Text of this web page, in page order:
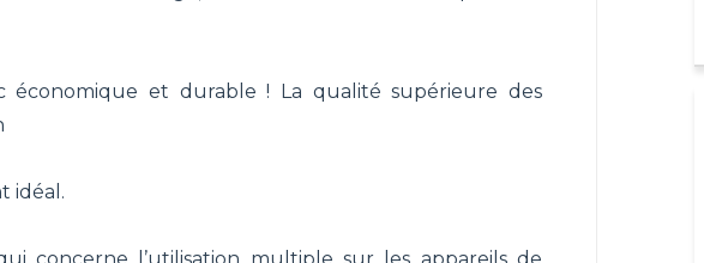
économique et durable ! La qualité supérieure des
idéal.